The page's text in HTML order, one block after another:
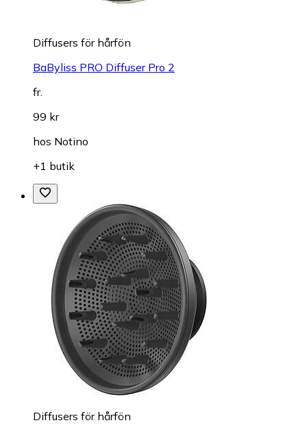
Diffusers för hårfön
BaByliss PRO Diffuser Pro 2
fr.
99 kr
hos Notino
+1 butik
Diffusers för hårfön